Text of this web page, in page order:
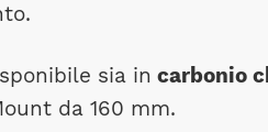
sia in carbonio
da 160 mm.